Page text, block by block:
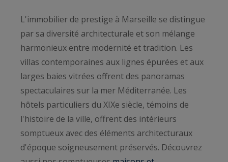
L'immobilier de prestige à Marseille se distingue
par sa diversité architecturale et son mélange
harmonieux entre modernité et tradition. Les
villas contemporaines aux lignes épurées et aux
larges baies vitrées offrent des panoramas
spectaculaires sur la mer Méditerranée. Les
hôtels particuliers du XIXe siècle, témoins de
l'histoire de la ville, offrent des intérieurs
somptueux avec des éléments architecturaux
d'époque soigneusement préservés. Découvrez